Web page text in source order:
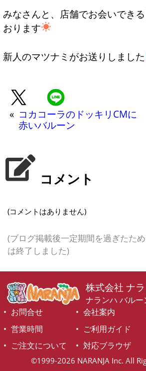
みなさんと、店舗でお会いでき
おります
新人のマツナミがお送りしました
« コカコーラのドッキリCMに
赤いバルーン
コメント
(コメントはありません)
(ブログ掲載後一定期間を過ぎたた
は終了しました)
株式会社 ナ
ナランハ バル
お問合せ
会社案内
営業時間
ご利用ガイド
ご注文について
対応ブラウザ
©1999-2026 NARANJA Inc. All